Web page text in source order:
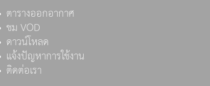
ตารางออกอากาศ
ชม VOD
ดาวน์โหลด
แจ้งปัญหาการใช้งาน
ติดต่อเรา